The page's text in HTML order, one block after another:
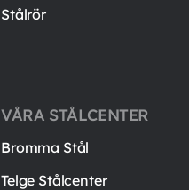
Stålrör
VÅRA STÅLCENTER
Bromma Stål
Telge Stålcenter